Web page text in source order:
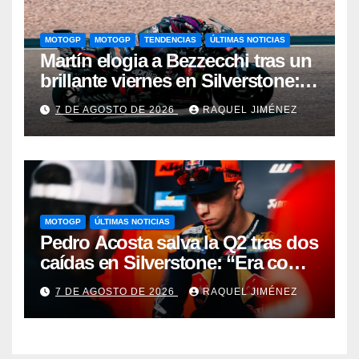
MOTOGP MOTOGP TENDENCIAS ÚLTIMAS NOTICIAS
Martín elogia a Bezzecchi tras un
brillante viernes en Silverstone:
“Me ha impresionado por cómo
está”
7 DE AGOSTO DE 2026 RAQUEL JIMÉNEZ
MOTOGP ÚLTIMAS NOTICIAS
Pedro Acosta salva la Q2 tras dos
caídas en Silverstone: “Era como
ir sobre un taladro de obra”
7 DE AGOSTO DE 2026 RAQUEL JIMÉNEZ